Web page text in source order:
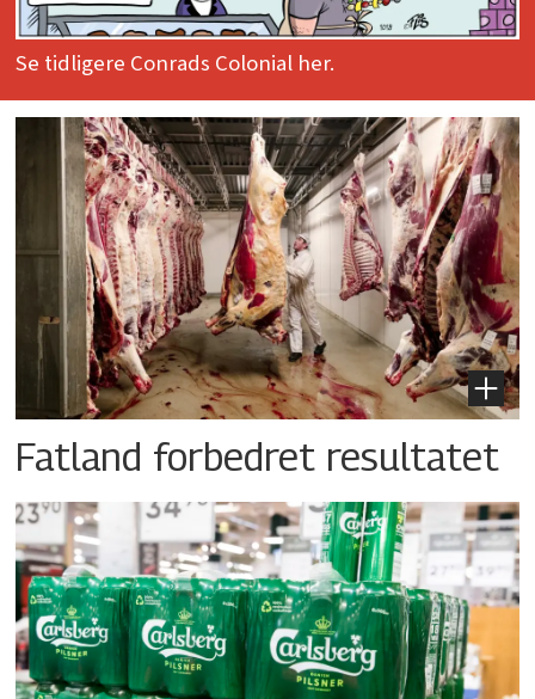
Se tidligere Conrads Colonial her.
Fatland forbedret resultatet